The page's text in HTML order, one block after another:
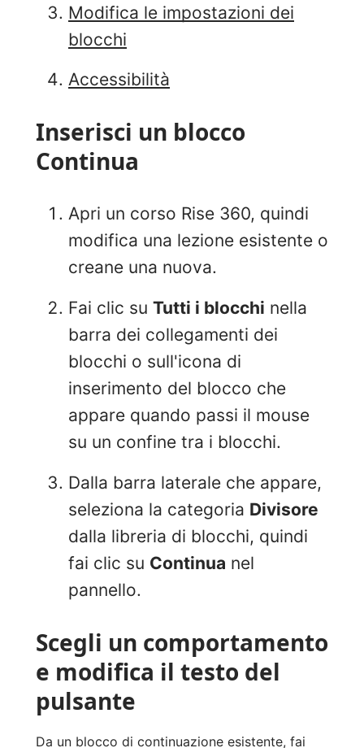
Modifica le impostazioni dei
blocchi
Accessibilità
Inserisci un blocco
Continua
Apri un corso Rise 360, quindi
modifica una lezione esistente o
creane una nuova.
Fai clic su Tutti i blocchi nella
barra dei collegamenti dei
blocchi o sull'icona di
inserimento del blocco che
appare quando passi il mouse
su un confine tra i blocchi.
Dalla barra laterale che appare,
seleziona la categoria Divisore
dalla libreria di blocchi, quindi
fai clic su Continua nel
pannello.
Scegli un comportamento
e modifica il testo del
pulsante
Da un blocco di continuazione esistente, fai